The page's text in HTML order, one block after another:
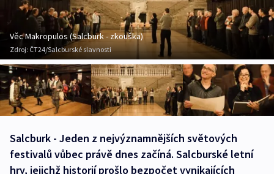
Věc Makropulos (Salcburk - zkouška)
Zdroj: ČT24/Salcburské slavnosti
Salcburk - Jeden z nejvýznamnějších světových
festivalů vůbec právě dnes začíná. Salcburské letní
hry, jejichž historií prošlo bezpočet vynikajících